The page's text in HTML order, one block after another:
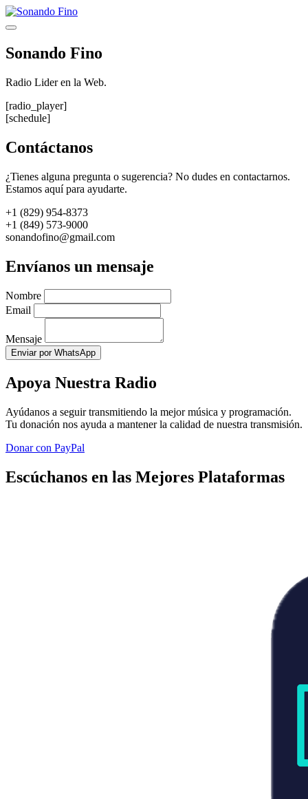
Saltar
al
Menú
Sonando Fino
Radio Lider en la Web.
[radio_player]
[schedule]
Contáctanos
¿Tienes alguna pregunta o sugerencia? No dudes en contactarnos.
Estamos aquí para ayudarte.
+1 (829) 954-8373
+1 (849) 573-9000
sonandofino@gmail.com
Envíanos un mensaje
Nombre
Email
Mensaje
Enviar por WhatsApp
Apoya Nuestra Radio
Ayúdanos a seguir transmitiendo la mejor música y programación.
Tu donación nos ayuda a mantener la calidad de nuestra transmisión.
Donar con PayPal
Escúchanos en las Mejores Plataformas